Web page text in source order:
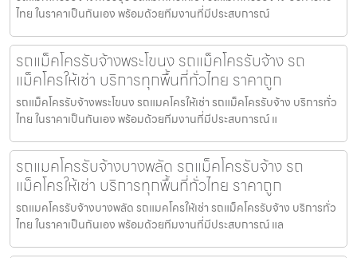
ไทย ในราคาเป็นกันเอง พร้อมด้วยทีมงานที่มีประสบการณ์
รถแม็คโครรับจ้างพระโขนง รถแม็คโครรับจ้าง รถ
แม็คโครให้เช่า บริการทุกพื้นที่ทั่วไทย ราคาถูก
รถแม็คโครรับจ้างพระโขนง รถแมคโครให้เช่า รถแม็คโครรับจ้าง บริการทั่ว
ไทย ในราคาเป็นกันเอง พร้อมด้วยทีมงานที่มีประสบการณ์ แ
รถแมคโครรับจ้างบางพลัด รถแม็คโครรับจ้าง รถ
แม็คโครให้เช่า บริการทุกพื้นที่ทั่วไทย ราคาถูก
รถแมคโครรับจ้างบางพลัด รถแมคโครให้เช่า รถแม็คโครรับจ้าง บริการทั่ว
ไทย ในราคาเป็นกันเอง พร้อมด้วยทีมงานที่มีประสบการณ์ แล